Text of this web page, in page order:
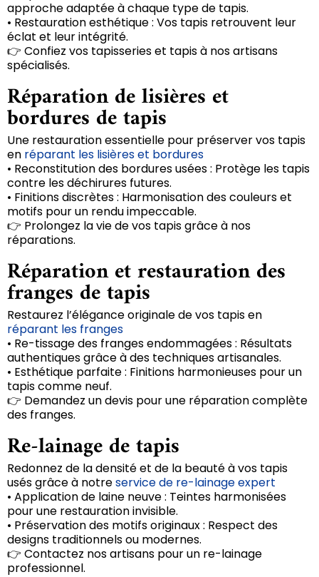
approche adaptée à chaque type de tapis.
• Restauration esthétique : Vos tapis retrouvent leur
éclat et leur intégrité.
👉 Confiez vos tapisseries et tapis à nos artisans
spécialisés.
Réparation de lisières et
bordures de tapis
Une restauration essentielle pour préserver vos tapis
en réparant les lisières et bordures
• Reconstitution des bordures usées : Protège les tapis
contre les déchirures futures.
• Finitions discrètes : Harmonisation des couleurs et
motifs pour un rendu impeccable.
👉 Prolongez la vie de vos tapis grâce à nos
réparations.
Réparation et restauration des
franges de tapis
Restaurez l’élégance originale de vos tapis en
réparant les franges
• Re-tissage des franges endommagées : Résultats
authentiques grâce à des techniques artisanales.
• Esthétique parfaite : Finitions harmonieuses pour un
tapis comme neuf.
👉 Demandez un devis pour une réparation complète
des franges.
Re-lainage de tapis
Redonnez de la densité et de la beauté à vos tapis
usés grâce à notreservice de re-lainage expert
• Application de laine neuve : Teintes harmonisées
pour une restauration invisible.
• Préservation des motifs originaux : Respect des
designs traditionnels ou modernes.
👉 Contactez nos artisans pour un re-lainage
professionnel.